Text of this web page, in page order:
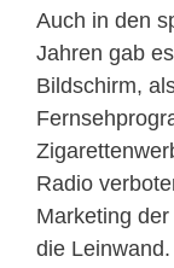
Auch in den
Jahren gab
Bildschirm,
Radio
Marketing
die Leinwand.